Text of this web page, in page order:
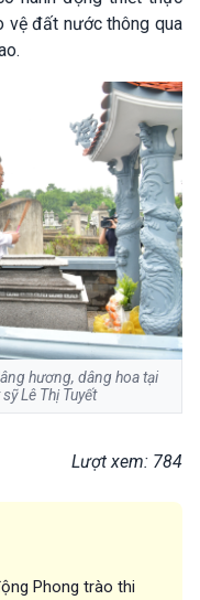
vệ đất nước thông qua
hương, dâng hoa tại
Lê Thị Tuyết
Lượt xem: 784
Phong trào thi